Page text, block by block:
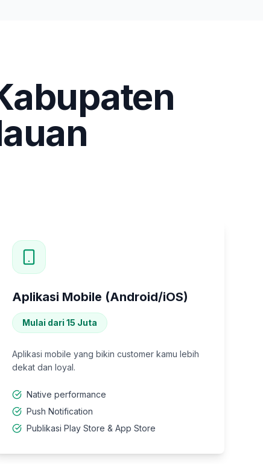
Aplikasi Mobile (Android/iOS)
Mulai dari 15 Juta
Aplikasi mobile yang bikin customer kamu lebih
dekat dan loyal.
Native performance
Push Notification
Publikasi Play Store & App Store